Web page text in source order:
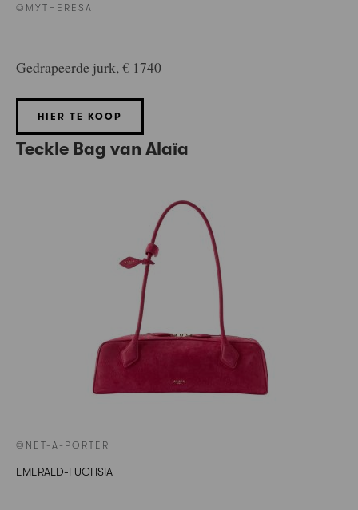
©MYTHERESA
Gedrapeerde jurk, € 1740
HIER TE KOOP
Teckle Bag van Alaïa
©NET-A-PORTER
EMERALD-FUCHSIA